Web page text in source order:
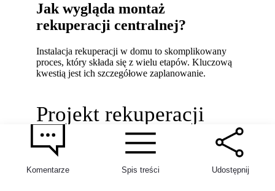
Jak wygląda montaż
rekuperacji centralnej?
Instalacja rekuperacji w domu to skomplikowany
proces, który składa się z wielu etapów. Kluczową
kwestią jest ich szczegółowe zaplanowanie.
Projekt rekuperacji
Montaż wentylacji najlepiej jest przemyśleć jeszcze
przed rozpoczęciem budowy domu – istotny jest
projekt rekuperacji. Docelowo w projekcie znajdzie
Komentarze Spis treści Udostępnij